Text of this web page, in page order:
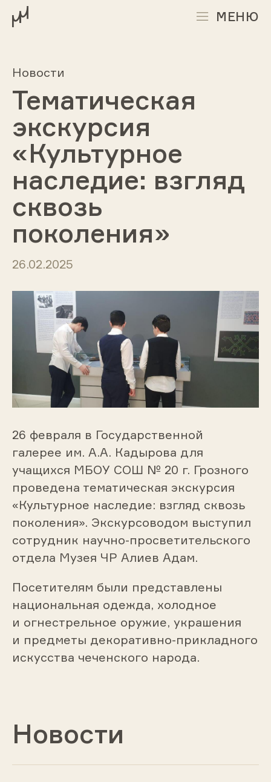
МЕНЮ
Новости
Тематическая
экскурсия
«Культурное
наследие: взгляд
сквозь
поколения»
26.02.2025
26 февраля в Государственной
галерее им. А.А. Кадырова для
учащихся МБОУ СОШ № 20 г. Грозного
проведена тематическая экскурсия
«Культурное наследие: взгляд сквозь
поколения». Экскурсоводом выступил
сотрудник научно-просветительского
отдела Музея ЧР Алиев Адам.
Посетителям были представлены
национальная одежда, холодное
и огнестрельное оружие, украшения
и предметы декоративно-прикладного
искусства чеченского народа.
Новости